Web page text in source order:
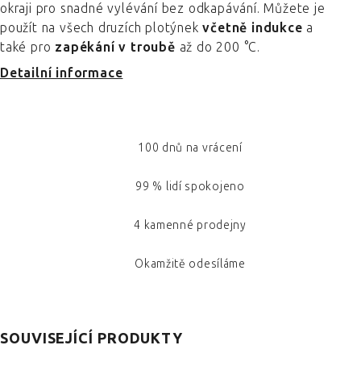
okraji pro snadné vylévání bez odkapávání. Můžete je
použít na všech druzích plotýnekvčetně indukce a
také pro zapékání v troubě až do 200 °C.
Detailní informace
100 dnů na vrácení
99 % lidí spokojeno
4 kamenné prodejny
Okamžitě odesíláme
SOUVISEJÍCÍ PRODUKTY